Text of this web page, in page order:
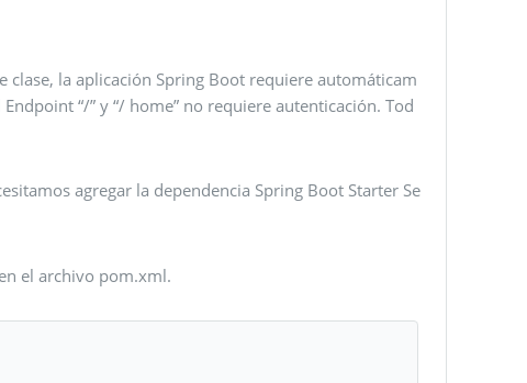
clase, la aplicación Spring Boot requiere automáticam
“/” y “/ home” no requiere autenticación. Tod
agregar la dependencia Spring Boot Starter Se
el archivo pom.xml.